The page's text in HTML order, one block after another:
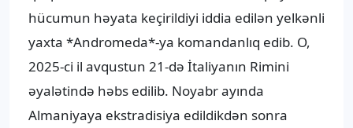
hücumun həyata keçirildiyi iddia edilən yelkənli
yaxta *Andromeda*-ya komandanlıq edib. O,
2025-ci il avqustun 21-də İtaliyanın Rimini
əyalətində həbs edilib. Noyabr ayında
Almaniyaya ekstradisiya edildikdən sonra